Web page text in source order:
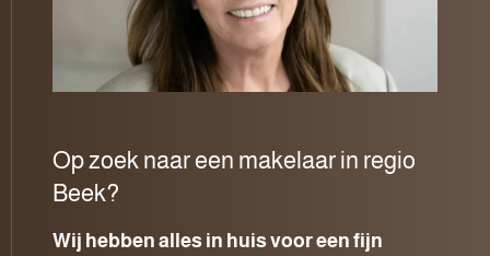
Op zoek naar een makelaar in regio
Beek?
Wij hebben alles in huis voor een fijn